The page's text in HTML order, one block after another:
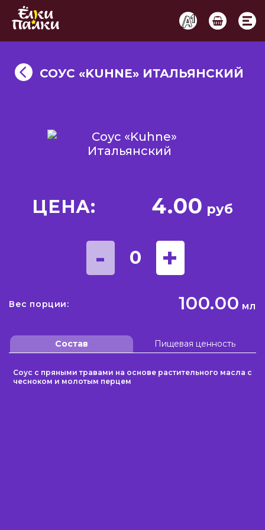
СОУС «KUHNE» ИТАЛЬЯНСКИЙ
ЦЕНА: 4.00 руб
- 0 +
Вес порции: 100.00 мл
Состав Пищевая ценность
Соус с пряными травами на основе растительного масла с
чесноком и молотым перцем